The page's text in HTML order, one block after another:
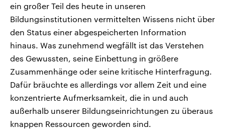
ein großer Teil des heute in unseren
Bildungsinstitutionen vermittelten Wissens nicht über
den Status einer abgespeicherten Information
hinaus. Was zunehmend wegfällt ist das Verstehen
des Gewussten, seine Einbettung in größere
Zusammenhänge oder seine kritische Hinterfragung.
Dafür bräuchte es allerdings vor allem Zeit und eine
konzentrierte Aufmerksamkeit, die in und auch
außerhalb unserer Bildungseinrichtungen zu überaus
knappen Ressourcen geworden sind.